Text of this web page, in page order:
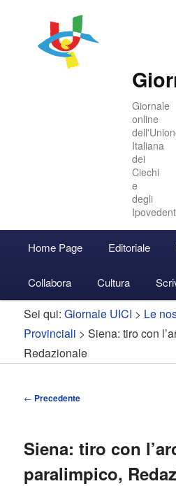
Giornale
online
Italiana
dei
Ciechi
e
degli
principale
Vai
al
contenuto
principale
Vai
al
contenuto
secondario
Accedi
Home Page Editoriale
Collabora Cultura
Sei qui:Giornale UICI > Le
Provinciali > Siena: tiro con
Redazionale
Navigazione
← Precedente
Siena: tiro con
paralimpico,